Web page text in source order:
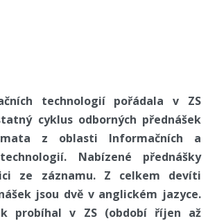
technologií pořádala v ZS
cyklus odborných přednášek
z oblasti Informačních a
Nabízené přednášky
ze záznamu. Z celkem devíti
jsou dvě v anglickém jazyce.
probíhal v ZS (období říjen až